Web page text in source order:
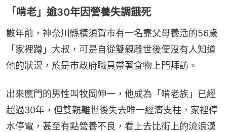
「啃老」逾30年因營養失調餓死
數年前，神奈川縣橫須賀市有一名靠父母養活的56歲
「家裡蹲」大叔，可是自從雙親離世後便沒有人知道
他的狀況，於是市政府職員帶著食物上門拜訪。
出來應門的男性叫牧岡伸一，他成為「啃老族」已經
超過30年，但雙親離世後失去唯一經濟支柱，家裡停
水停電，甚至有點營養不良，看上去比街上的流浪漢